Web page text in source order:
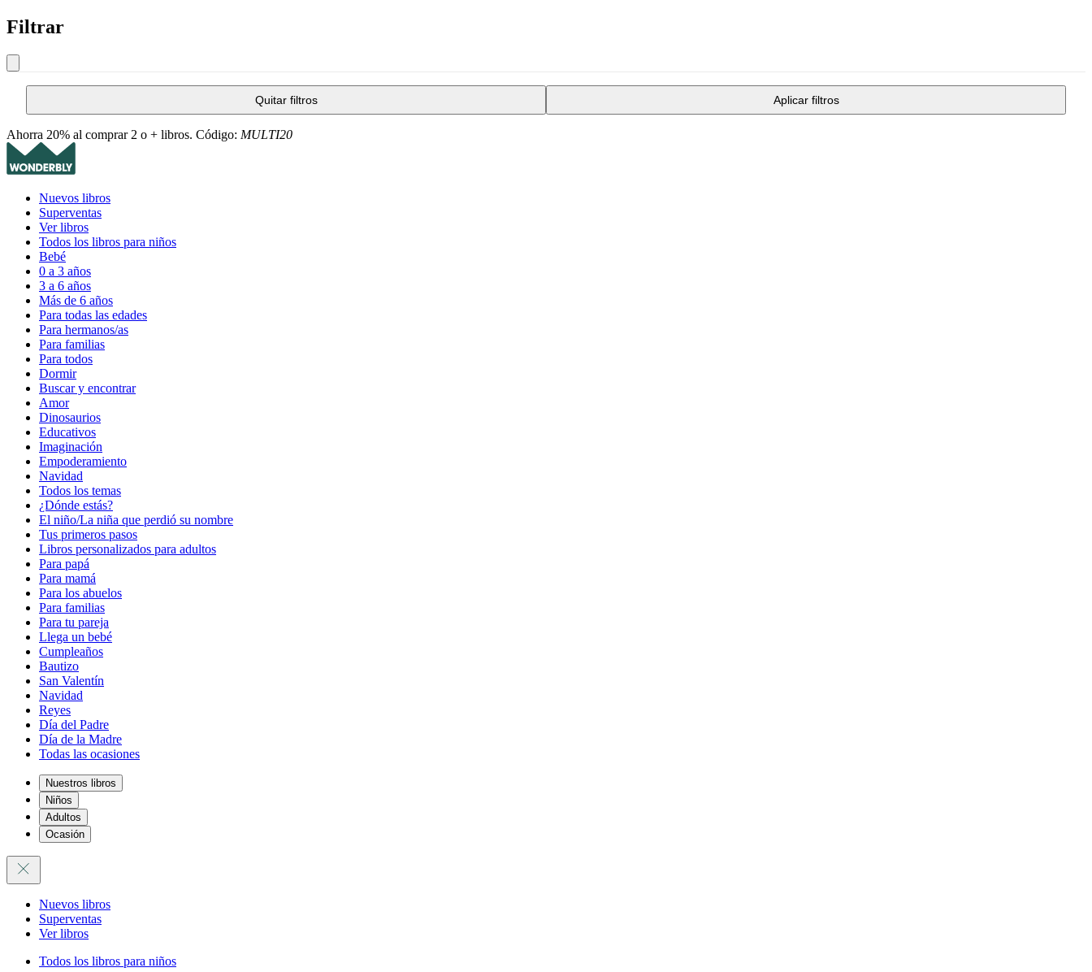
Filtrar
Quitar filtros Aplicar filtros
Ahorra 20% al comprar 2 o + libros. Código: MULTI20
Nuevos libros
Superventas
Ver libros
Todos los libros para niños
Bebé
0 a 3 años
3 a 6 años
Más de 6 años
Para todas las edades
Para hermanos/as
Para familias
Para todos
Dormir
Buscar y encontrar
Amor
Dinosaurios
Educativos
Imaginación
Empoderamiento
Navidad
Todos los temas
¿Dónde estás?
El niño/La niña que perdió su nombre
Tus primeros pasos
Libros personalizados para adultos
Para papá
Para mamá
Para los abuelos
Para familias
Para tu pareja
Llega un bebé
Cumpleaños
Bautizo
San Valentín
Navidad
Reyes
Día del Padre
Día de la Madre
Todas las ocasiones
Nuestros libros
Niños
Adultos
Ocasión
Nuevos libros
Superventas
Ver libros
Todos los libros para niños